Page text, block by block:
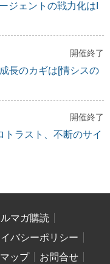
ジェントの戦力化はI
開催終了
長のカギは[情シスの
開催終了
トラスト、不断のサイ
ルマガ購読
バシーポリシー
ップ
お問合せ